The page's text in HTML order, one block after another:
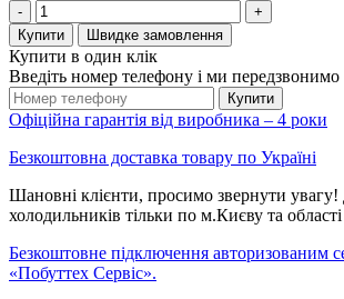
-
+
Купити
Швидке замовлення
Купити в один клік
Введіть номер телефону і ми передзвонимо
Купити
Офіційна гарантія від виробника – 4 роки
Безкоштовна доставка товару по Україні
Шановні клієнти, просимо звернути увагу!
холодильників тільки по м.Києву та
Безкоштовне підключення авторизованим
«Побуттех Сервіс».